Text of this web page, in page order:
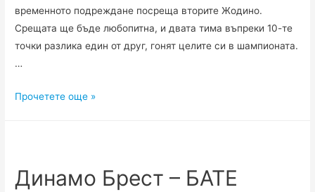
временното подреждане посреща вторите Жодино.
Срещата ще бъде любопитна, и двата тима въпреки 10-те
точки разлика един от друг, гонят целите си в шампионата.
…
Неман
Прочетете още »
Динамо Брест – БАТЕ